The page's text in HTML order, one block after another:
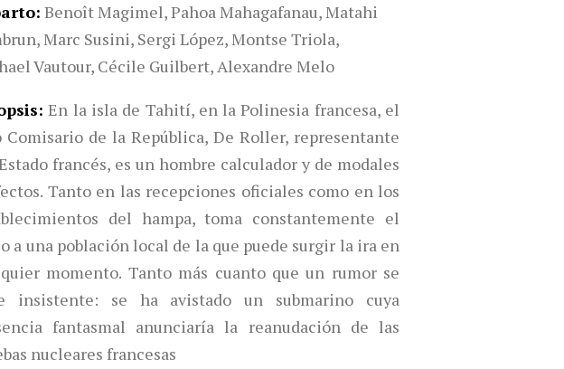
Benoît Magimel, Pahoa Mahagafanau, Matahi
Marc Susini, Sergi López, Montse Triola,
Vautour, Cécile Guilbert, Alexandre Melo
En la isla de Tahití, en la Polinesia francesa, el
Comisario de la República, De Roller, representante
francés, es un hombre calculador y de modales
Tanto en las recepciones oficiales como en los
del hampa, toma constantemente el
a una población local de la que puede surgir la ira en
momento. Tanto más cuanto que un rumor se
insistente: se ha avistado un submarino cuya
fantasmal anunciaría la reanudación de las
nucleares francesas